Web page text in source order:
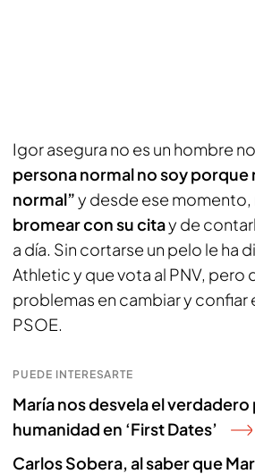
Igor asegura no es un hombre
persona normal no soy porque
normal”y desde ese momento,
bromear con su citay de
a día. Sin cortarse un pelo le ha
Athletic y que vota al PNV, pero
problemas en cambiar y confiar
PSOE.
PUEDE INTERESARTE
María nos desvela el
humanidad en ‘First Dates’
Carlos Sobera, al saber que